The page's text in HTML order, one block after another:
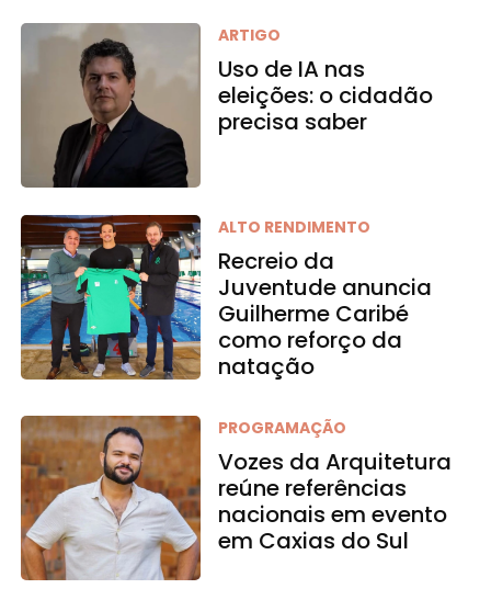
ARTIGO
Uso de IA nas
eleições: o cidadão
precisa saber
ALTO RENDIMENTO
Recreio da
Juventude anuncia
Guilherme Caribé
como reforço da
natação
PROGRAMAÇÃO
Vozes da Arquitetura
reúne referências
nacionais em evento
em Caxias do Sul